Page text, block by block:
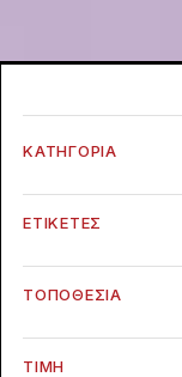
ΚΑΤΗΓΟΡΊΑ
ΕΤΙΚΈΤΕΣ
ΤΟΠΟΘΕΣΊΑ
ΤΙΜΉ